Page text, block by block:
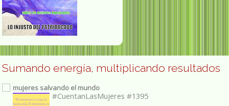
Sumando energía, multiplicando resultados
mujeres salvando el mundo
#CuentanLasMujeres #1395